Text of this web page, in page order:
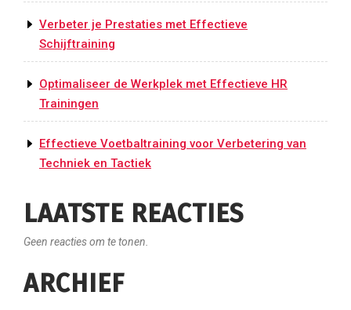
Verbeter je Prestaties met Effectieve
Schijftraining
Optimaliseer de Werkplek met Effectieve HR
Trainingen
Effectieve Voetbaltraining voor Verbetering van
Techniek en Tactiek
LAATSTE REACTIES
Geen reacties om te tonen.
ARCHIEF